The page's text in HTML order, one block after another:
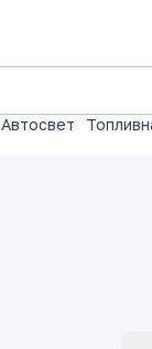
Автосвет